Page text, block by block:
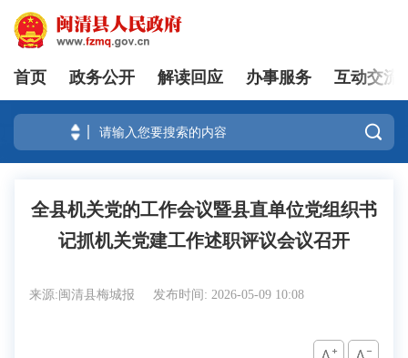
登录
首页 政务公开 解读回应 办事服务 互动交流

全县机关党的工作会议暨县直单位党组织书
记抓机关党建工作述职评议会议召开
来源:闽清县梅城报 发布时间: 2026-05-09 10:08